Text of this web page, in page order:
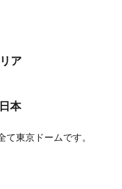
ア
本
東京ドームです。